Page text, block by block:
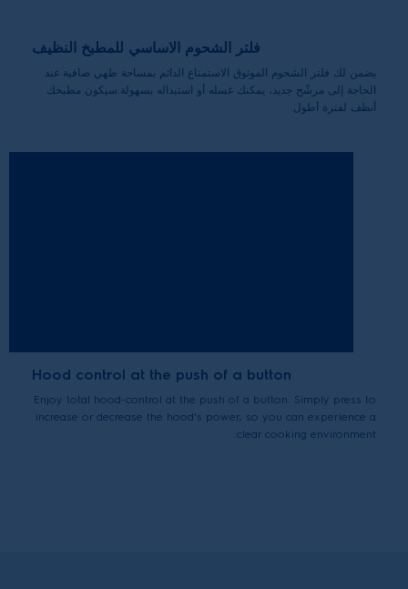
فلتر الشحوم الاساسي للمطبخ النظيف
يضمن لك فلتر الشحوم الموثوق الاستمتاع الدائم بمساحة طهي صافية.عند
الحاجة إلى مرشّح جديد، يمكنك غسله أو استبداله بسهولة.سيكون مطبخك
أنظف لفترة أطول.
Hood control at the push of a button
Enjoy total hood-control at the push of a button. Simply press to
increase or decrease the hood's power, so you can experience a
clear cooking environment.